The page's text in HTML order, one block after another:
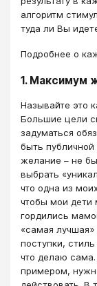
алгоритм
туда ли Вы
Подробнее о
1. Максимум
Называйте это
Большие цели
задуматься
быть
желание – не
выбрать
что одна из
чтобы мои дети
гордились
«самая
поступки,
что делаю
примером,